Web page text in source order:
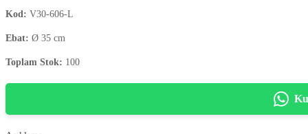
Kod: V30-606-L
Ebat: Ø 35 cm
Toplam Stok: 100